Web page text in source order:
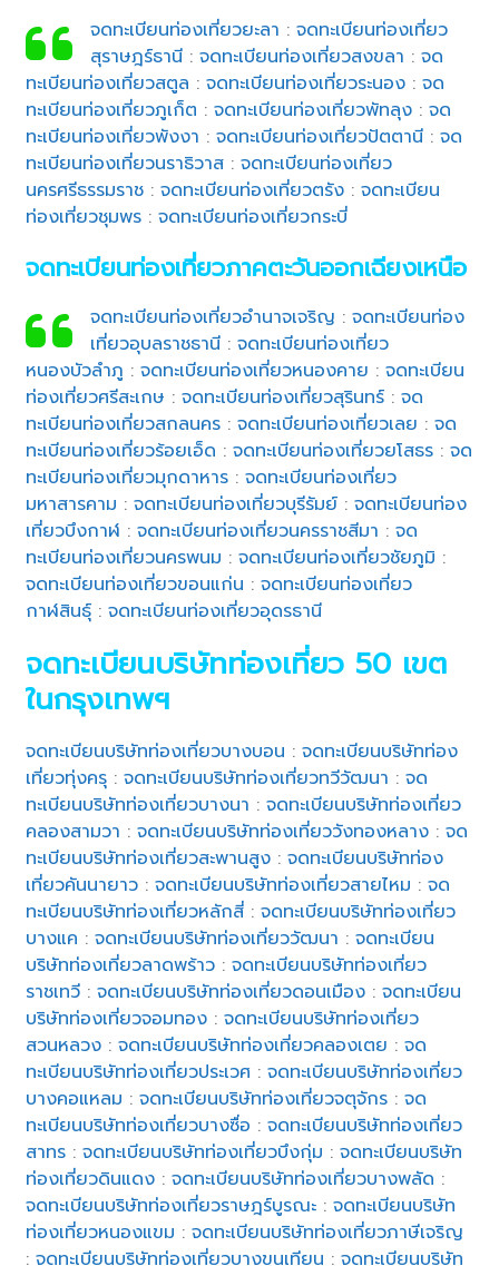
จดทะเบียนท่องเที่ยวยะลา : จดทะเบียนท่องเที่ยว
สุราษฎร์ธานี: จดทะเบียนท่องเที่ยวสงขลา : จด
ทะเบียนท่องเที่ยวสตูล :จดทะเบียนท่องเที่ยวระนอง :จด
ทะเบียนท่องเที่ยวภูเก็ต :จดทะเบียนท่องเที่ยวพัทลุง :จด
ทะเบียนท่องเที่ยวพังงา :จดทะเบียนท่องเที่ยวปัตตานี :จด
ทะเบียนท่องเที่ยวนราธิวาส :จดทะเบียนท่องเที่ยว
นครศรีธรรมราช :จดทะเบียนท่องเที่ยวตรัง :จดทะเบียน
ท่องเที่ยวชุมพร :จดทะเบียนท่องเที่ยวกระบี่
จดทะเบียนท่องเที่ยวภาคตะวันออกเฉียงเหนือ
จดทะเบียนท่องเที่ยวอำนาจเจริญ : จดทะเบียนท่อง
เที่ยวอุบลราชธานี: จดทะเบียนท่องเที่ยว
หนองบัวลำภู :จดทะเบียนท่องเที่ยวหนองคาย :จดทะเบียน
ท่องเที่ยวศรีสะเกษ :จดทะเบียนท่องเที่ยวสุรินทร์ :จด
ทะเบียนท่องเที่ยวสกลนคร :จดทะเบียนท่องเที่ยวเลย :จด
ทะเบียนท่องเที่ยวร้อยเอ็ด :จดทะเบียนท่องเที่ยวยโสธร :จด
ทะเบียนท่องเที่ยวมุกดาหาร :จดทะเบียนท่องเที่ยว
มหาสารคาม :จดทะเบียนท่องเที่ยวบุรีรัมย์ :จดทะเบียนท่อง
เที่ยวบึงกาฬ :จดทะเบียนท่องเที่ยวนครราชสีมา :จด
ทะเบียนท่องเที่ยวนครพนม :จดทะเบียนท่องเที่ยวชัยภูมิ :
จดทะเบียนท่องเที่ยวขอนแก่น :จดทะเบียนท่องเที่ยว
กาฬสินธุ์ :จดทะเบียนท่องเที่ยวอุดรธานี
จดทะเบียนบริษัทท่องเที่ยว 50 เขต
ในกรุงเทพฯ
จดทะเบียนบริษัทท่องเที่ยวบางบอน :จดทะเบียนบริษัทท่อง
เที่ยวทุ่งครุ :จดทะเบียนบริษัทท่องเที่ยวทวีวัฒนา :จด
ทะเบียนบริษัทท่องเที่ยวบางนา :จดทะเบียนบริษัทท่องเที่ยว
คลองสามวา :จดทะเบียนบริษัทท่องเที่ยววังทองหลาง :จด
ทะเบียนบริษัทท่องเที่ยวสะพานสูง :จดทะเบียนบริษัทท่อง
เที่ยวคันนายาว :จดทะเบียนบริษัทท่องเที่ยวสายไหม :จด
ทะเบียนบริษัทท่องเที่ยวหลักสี่ :จดทะเบียนบริษัทท่องเที่ยว
บางแค :จดทะเบียนบริษัทท่องเที่ยววัฒนา :จดทะเบียน
บริษัทท่องเที่ยวลาดพร้าว :จดทะเบียนบริษัทท่องเที่ยว
ราชเทวี :จดทะเบียนบริษัทท่องเที่ยวดอนเมือง :จดทะเบียน
บริษัทท่องเที่ยวจอมทอง :จดทะเบียนบริษัทท่องเที่ยว
สวนหลวง :จดทะเบียนบริษัทท่องเที่ยวคลองเตย :จด
ทะเบียนบริษัทท่องเที่ยวประเวศ :จดทะเบียนบริษัทท่องเที่ยว
บางคอแหลม :จดทะเบียนบริษัทท่องเที่ยวจตุจักร :จด
ทะเบียนบริษัทท่องเที่ยวบางซื่อ :จดทะเบียนบริษัทท่องเที่ยว
สาทร :จดทะเบียนบริษัทท่องเที่ยวบึงกุ่ม :จดทะเบียนบริษัท
ท่องเที่ยวดินแดง :จดทะเบียนบริษัทท่องเที่ยวบางพลัด :
จดทะเบียนบริษัทท่องเที่ยวราษฎร์บูรณะ :จดทะเบียนบริษัท
ท่องเที่ยวหนองแขม :จดทะเบียนบริษัทท่องเที่ยวภาษีเจริญ
:จดทะเบียนบริษัทท่องเที่ยวบางขุนเทียน :จดทะเบียนบริษัท